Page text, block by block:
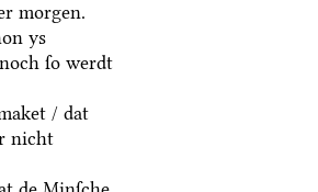
morgen.
ys
ſo werdt
/ dat
nicht